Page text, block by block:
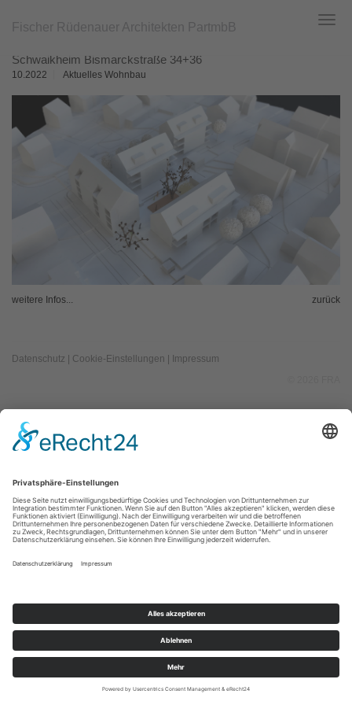
Hauptinhalt
springen
Fischer Rüdenauer Architekten PartmbB
Schwaikheim Bismarckstraße 34+36
10.2022 Aktuelles Wohnbau
weitere Infos... zurück
Datenschutz | Cookie-Einstellungen | Impressum